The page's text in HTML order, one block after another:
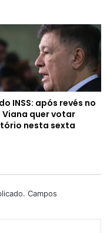
INSS: após revés no
Viana quer votar
nesta sexta
Campos